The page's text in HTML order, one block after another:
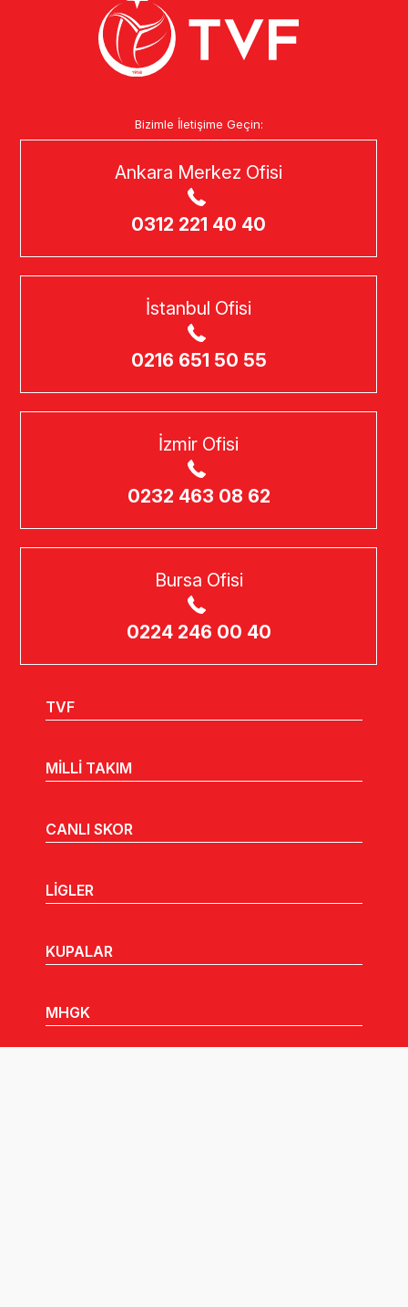
Bizimle İletişime Geçin:
Ankara Merkez Ofisi
0312 221 40 40
İstanbul Ofisi
0216 651 50 55
İzmir Ofisi
0232 463 08 62
Bursa Ofisi
0224 246 00 40
TVF
MİLLİ TAKIM
CANLI SKOR
LİGLER
KUPALAR
MHGK